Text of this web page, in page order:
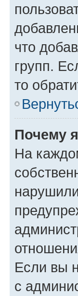
что
групп.
то
Почему
На
Если вы
с